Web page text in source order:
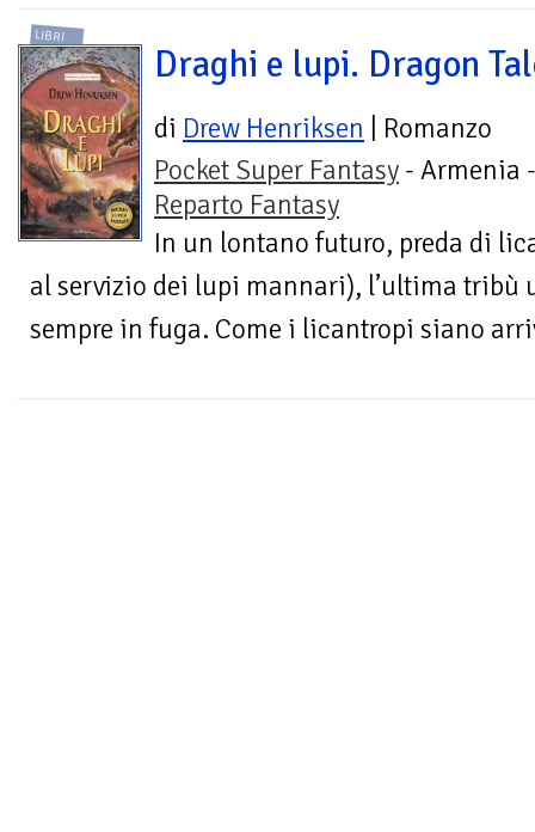
LIBRI
Draghi e lupi. Dragon
di Drew Henriksen | Romanzo
Pocket Super Fantasy - Armenia -
Reparto Fantasy
In un lontano futuro, preda di
al servizio dei lupi mannari), l’ultima tribù
sempre in fuga. Come i licantropi siano